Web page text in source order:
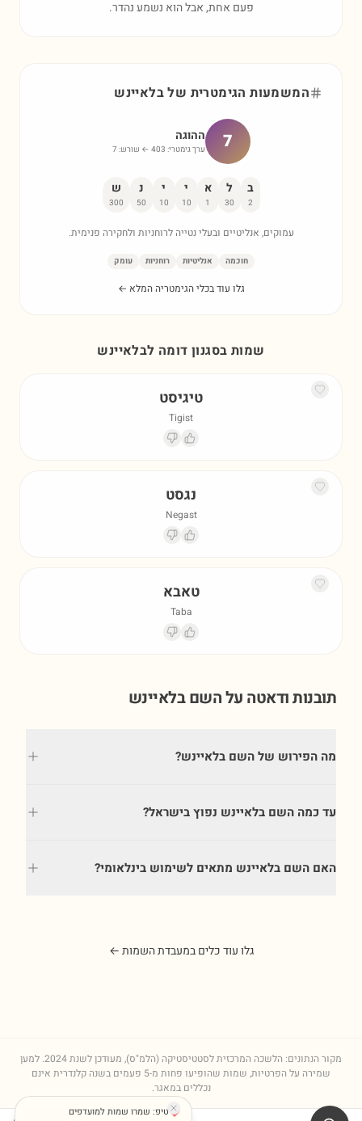
פעם אחת, אבל הוא נשמע נהדר.
המשמעות הגימטרית שלבלאיינש
7 ההוגה
ערך גימטרי: 403 ← שורש: 7
ב
2
ל
30
א
1
י
10
י
10
נ
50
ש
300
עמוקים, אנליטיים ובעלי נטייה לרוחניות ולחקירה פנימית.
חוכמה אנליטיות רוחניות עומק
גלו עוד בכלי הגימטריה המלא ←
שמות בסגנון דומה לבלאיינש
טיגיסט
Tigist
נגסט
Negast
טאבא
Taba
תובנות ודאטה על השםבלאיינש
מה הפירוש של השם בלאיינש?
עד כמה השם בלאיינש נפוץ בישראל?
האם השם בלאיינש מתאים לשימוש בינלאומי?
גלו עוד כלים במעבדת השמות ←
מקור הנתונים: הלשכה המרכזית לסטטיסטיקה (הלמ"ס), מעודכן לשנת2024. למען
שמירה על הפרטיות, שמות שהופיעו פחות מ-5 פעמים בשנה קלנדרית אינם
נכללים במאגר.
טיפ: שמרו שמות למועדפים